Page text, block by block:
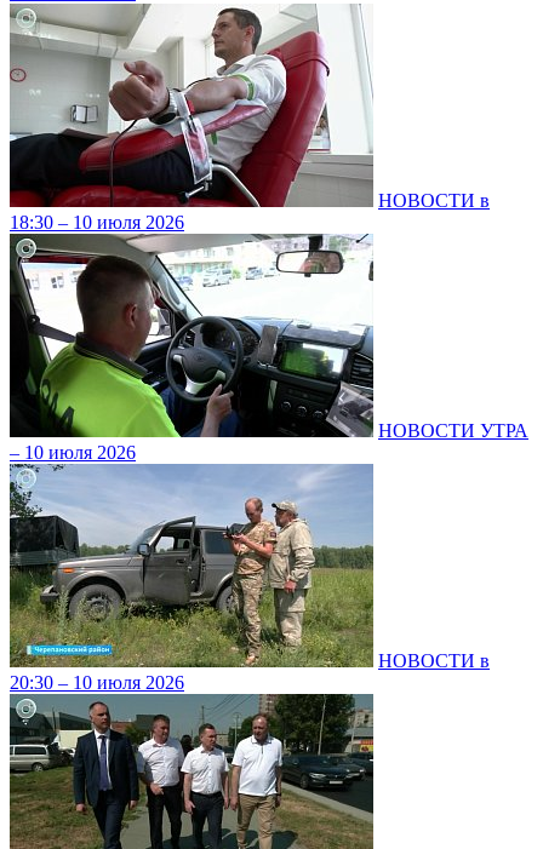
НОВОСТИ в
18:30 – 10 июля 2026
НОВОСТИ УТРА
– 10 июля 2026
НОВОСТИ в
20:30 – 10 июля 2026